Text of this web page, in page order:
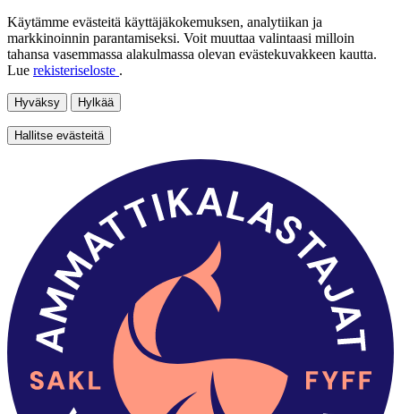
Käytämme evästeitä käyttäjäkokemuksen, analytiikan ja
markkinoinnin parantamiseksi. Voit muuttaa valintaasi milloin
tahansa vasemmassa alakulmassa olevan evästekuvakkeen kautta.
Lue rekisteriseloste .
Hyväksy Hylkää
Hallitse evästeitä